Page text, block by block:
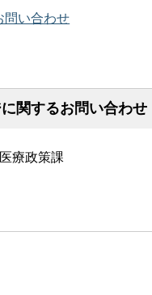
問い合わせ
関するお問い合わせ
療政策課